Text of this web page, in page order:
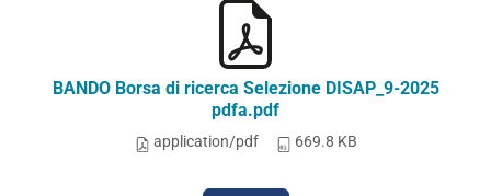
BANDO Borsa di ricerca Selezione DISAP_9-2025
pdfa.pdf
application/pdf 669.8 KB